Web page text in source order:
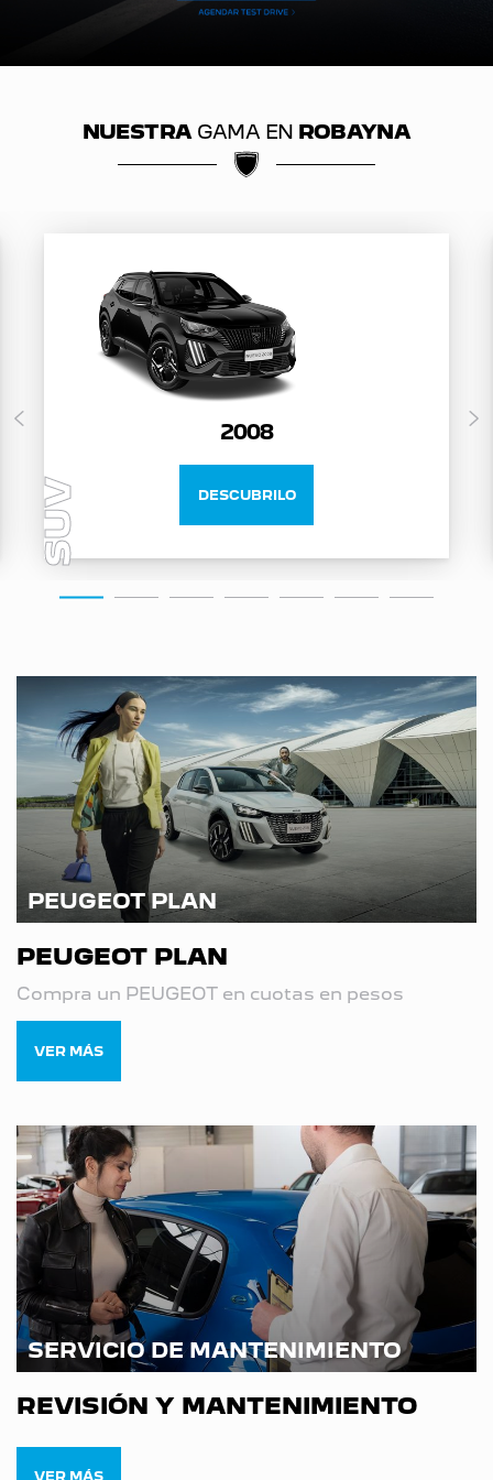
NUESTRA GAMA EN ROBAYNA
SUV
2008
DESCUBRILO
PEUGEOT PLAN
PEUGEOT PLAN
Compra un PEUGEOT en cuotas en pesos
VER MÁS
SERVICIO DE MANTENIMIENTO
REVISIÓN Y MANTENIMIENTO
VER MÁS